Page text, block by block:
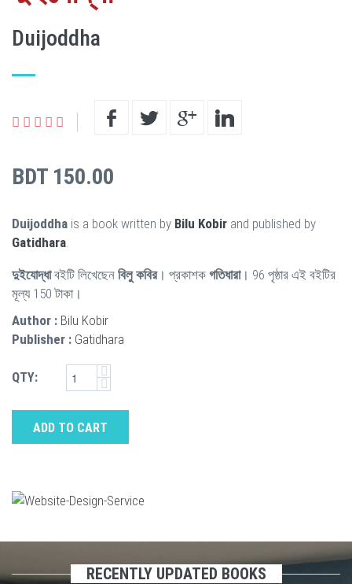
Duijoddha
BDT 150.00
Duijoddha is a book written by Bilu Kobir and published by
Gatidhara
দুইযোদ্ধাবইটি লিখেছেন বিলু কবির। প্রকাশক গতিধারা। 96 পৃষ্ঠার এই বইটির
মূল্য 150 টাকা।
Author : Bilu Kobir
Publisher : Gatidhara
QTY:
ADD TO CART
RECENTLY UPDATED BOOKS